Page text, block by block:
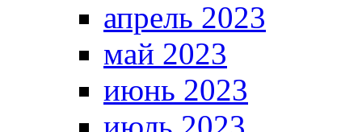
апрель 2023
май 2023
июнь 2023